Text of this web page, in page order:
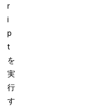
r
i
p
t
を
実
行
す